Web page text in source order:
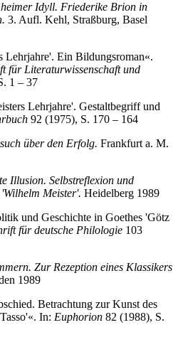
Idyll. Friederike Brion in
3. Aufl. Kehl, Straßburg, Basel
Ein Bildungsroman«.
für Literaturwissenschaft und
1 – 37
Lehrjahre'. Gestaltbegriff und
92 (1975), S. 170 – 164
über den Erfolg. Frankfurt a. M.
Illusion. Selbstreflexion und
Meister'. Heidelberg 1989
und Geschichte in Goethes 'Götz
für deutsche Philologie 103
Zur Rezeption eines Klassikers
1989
Betrachtung zur Kunst des
In: Euphorion 82 (1988), S.